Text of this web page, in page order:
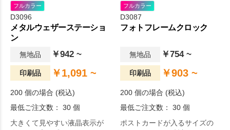
フルカラー
D3096
メタルウェザーステーショ
ン
無地品 ￥942 ~
印刷品 ￥1,091 ~
200 個の場合 (税込)
最低ご注文数： 30 個
大きくて見やすい液晶表示が
フルカラー
D3087
フォトフレームクロック
無地品 ￥754 ~
印刷品 ￥903 ~
200 個の場合 (税込)
最低ご注文数： 30 個
ポストカードが入るサイズの